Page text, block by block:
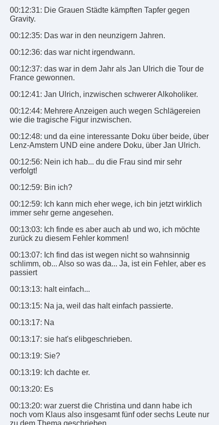
00:12:31: Die Grauen Städte kämpften Tapfer gegen
Gravity.
00:12:35: Das war in den neunzigern Jahren.
00:12:36: das war nicht irgendwann.
00:12:37: das war in dem Jahr als Jan Ulrich die Tour de
France gewonnen.
00:12:41: Jan Ulrich, inzwischen schwerer Alkoholiker.
00:12:44: Mehrere Anzeigen auch wegen Schlägereien
wie die tragische Figur inzwischen.
00:12:48: und da eine interessante Doku über beide, über
Lenz-Amstern UND eine andere Doku, über Jan Ulrich.
00:12:56: Nein ich hab... du die Frau sind mir sehr
verfolgt!
00:12:59: Bin ich?
00:12:59: Ich kann mich eher wege, ich bin jetzt wirklich
immer sehr gerne angesehen.
00:13:03: Ich finde es aber auch ab und wo, ich möchte
zurück zu diesem Fehler kommen!
00:13:07: Ich find das ist wegen nicht so wahnsinnig
schlimm, ob... Also so was da... Ja, ist ein Fehler, aber es
passiert
00:13:13: halt einfach...
00:13:15: Na ja, weil das halt einfach passierte.
00:13:17: Na
00:13:17: sie hat's elibgeschrieben.
00:13:19: Sie?
00:13:19: Ich dachte er.
00:13:20: Es
00:13:20: war zuerst die Christina und dann habe ich
noch vom Klaus also insgesamt fünf oder sechs Leute nur
zu dem Thema geschrieben.